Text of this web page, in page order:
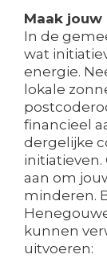
Maak
In de
wat
energie.
lokale
financieel
dergelijke
aan om
minderen.
kunnen
uitvoeren: